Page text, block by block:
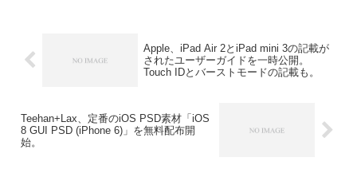
Apple、iPad Air 2とiPad mini 3の記載が
されたユーザーガイドを一時公開。
Touch IDとバーストモードの記載も。
Teehan+Lax、定番のiOS PSD素材「iOS
8 GUI PSD (iPhone 6)」を無料配布開
始。